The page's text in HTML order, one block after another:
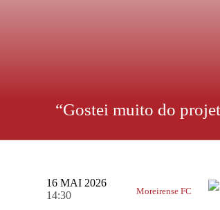
“Gostei muito do
Rodrigo Pinho explicou opção pelo
ambiente que sentiu à chegada reforça a
recente reforço do AFS, Rodrigo
PRÓXIMO
16 MAI 2026
14:30
Moreirense FC